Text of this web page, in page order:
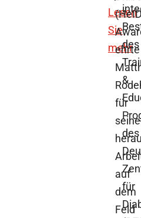
Lesen
Sie
mehr
ehrte
für
seine
auf
dem
Feld
des
&
des
für